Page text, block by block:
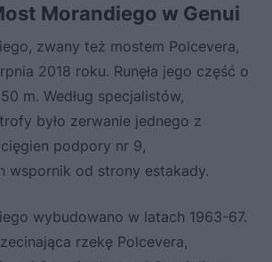
Morandiego w Genui
zwany też mostem Polcevera,
2018 roku. Runęła jego część o
m. Według specjalistów,
było zerwanie jednego z
podpory nr 9,
wspornik od strony estakady.
wybudowano w latach 1963-67.
rzekę Polcevera,